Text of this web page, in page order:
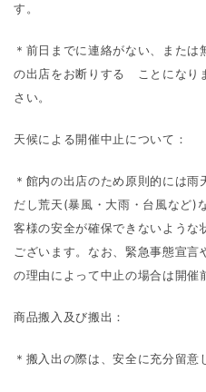
す。
＊前日までに連絡がない、また
の出店をお断りする ことになり
さい。
天候による開催中止について：
＊館内の出店のため原則的には
だし荒天(暴風・大雨・台風など)
客様の安全が確保できないよう
ございます。なお、緊急事態宣
の理由によって中止の場合は開催
商品搬入及び搬出：
＊搬入出の際は、安全に充分留意